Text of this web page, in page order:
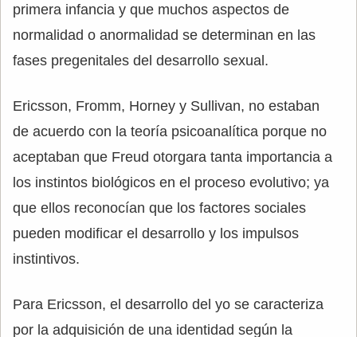
primera infancia y que muchos aspectos de
normalidad o anormalidad se determinan en las
fases pregenitales del desarrollo sexual.
Ericsson, Fromm, Horney y Sullivan, no estaban
de acuerdo con la teoría psicoanalítica porque no
aceptaban que Freud otorgara tanta importancia a
los instintos biológicos en el proceso evolutivo; ya
que ellos reconocían que los factores sociales
pueden modificar el desarrollo y los impulsos
instintivos.
Para Ericsson, el desarrollo del yo se caracteriza
por la adquisición de una identidad según la